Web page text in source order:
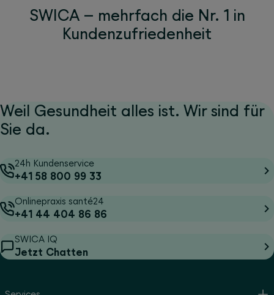
SWICA – mehrfach die Nr. 1 in
Kundenzufriedenheit
Weil Gesundheit alles ist. Wir sind für
Sie da.
24h Kundenservice
+41 58 800 99 33
Onlinepraxis santé24
+41 44 404 86 86
SWICA IQ
Jetzt Chatten